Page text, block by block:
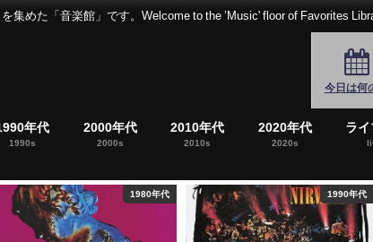
めた「音楽館」です。Welcome to the ’Music' floor of Favorites
今日は何
年代
1990s
2000年代
2000s
2010年代
2010s
2020年代
2020s
ライ
1990年代 1980年代